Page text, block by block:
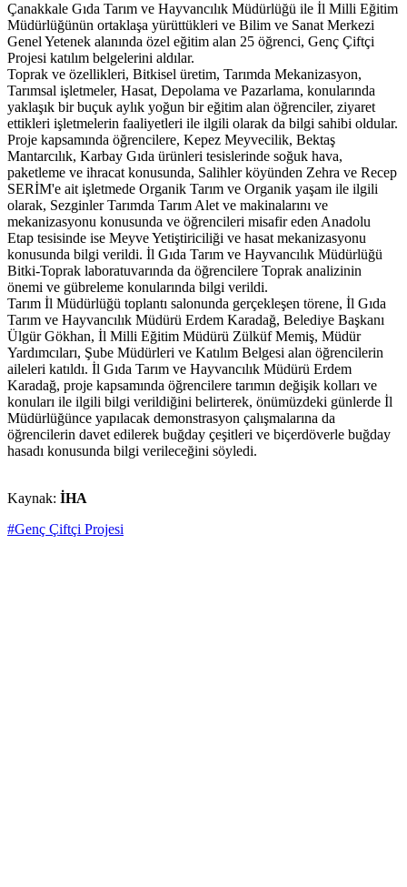
Çanakkale Gıda Tarım ve Hayvancılık Müdürlüğü ile İl Milli Eğitim
Müdürlüğünün ortaklaşa yürüttükleri ve Bilim ve Sanat Merkezi
Genel Yetenek alanında özel eğitim alan 25 öğrenci, Genç Çiftçi
Projesi katılım belgelerini aldılar.
Toprak ve özellikleri, Bitkisel üretim, Tarımda Mekanizasyon,
Tarımsal işletmeler, Hasat, Depolama ve Pazarlama, konularında
yaklaşık bir buçuk aylık yoğun bir eğitim alan öğrenciler, ziyaret
ettikleri işletmelerin faaliyetleri ile ilgili olarak da bilgi sahibi oldular.
Proje kapsamında öğrencilere, Kepez Meyvecilik, Bektaş
Mantarcılık, Karbay Gıda ürünleri tesislerinde soğuk hava,
paketleme ve ihracat konusunda, Salihler köyünden Zehra ve Recep
SERİM'e ait işletmede Organik Tarım ve Organik yaşam ile ilgili
olarak, Sezginler Tarımda Tarım Alet ve makinalarını ve
mekanizasyonu konusunda ve öğrencileri misafir eden Anadolu
Etap tesisinde ise Meyve Yetiştiriciliği ve hasat mekanizasyonu
konusunda bilgi verildi. İl Gıda Tarım ve Hayvancılık Müdürlüğü
Bitki-Toprak laboratuvarında da öğrencilere Toprak analizinin
önemi ve gübreleme konularında bilgi verildi.
Tarım İl Müdürlüğü toplantı salonunda gerçekleşen törene, İl Gıda
Tarım ve Hayvancılık Müdürü Erdem Karadağ, Belediye Başkanı
Ülgür Gökhan, İl Milli Eğitim Müdürü Zülküf Memiş, Müdür
Yardımcıları, Şube Müdürleri ve Katılım Belgesi alan öğrencilerin
aileleri katıldı. İl Gıda Tarım ve Hayvancılık Müdürü Erdem
Karadağ, proje kapsamında öğrencilere tarımın değişik kolları ve
konuları ile ilgili bilgi verildiğini belirterek, önümüzdeki günlerde İl
Müdürlüğünce yapılacak demonstrasyon çalışmalarına da
öğrencilerin davet edilerek buğday çeşitleri ve biçerdöverle buğday
hasadı konusunda bilgi verileceğini söyledi.
Kaynak: İHA
#Genç Çiftçi Projesi